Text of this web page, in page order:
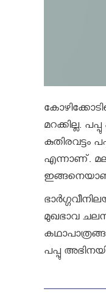
മറക്കില്ല.
കുതിരവട്ടം
എന്നാണ്.
മുഖഭാവ
പപ്പു